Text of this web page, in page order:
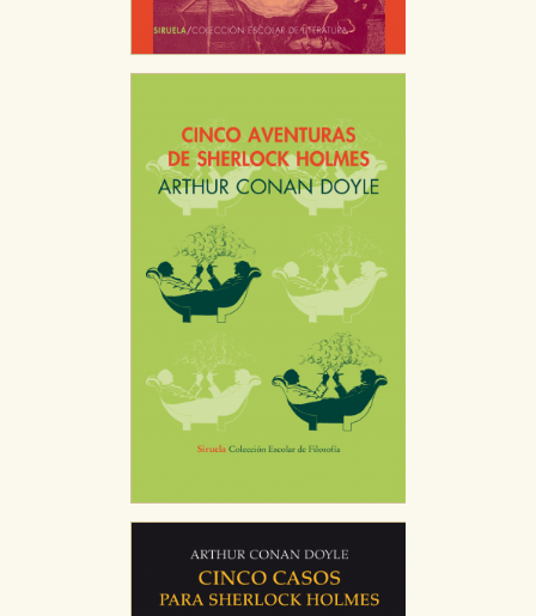
GUARDAR CONFIGURACIÓN
Puede consultar nuestrapolítica de cookies